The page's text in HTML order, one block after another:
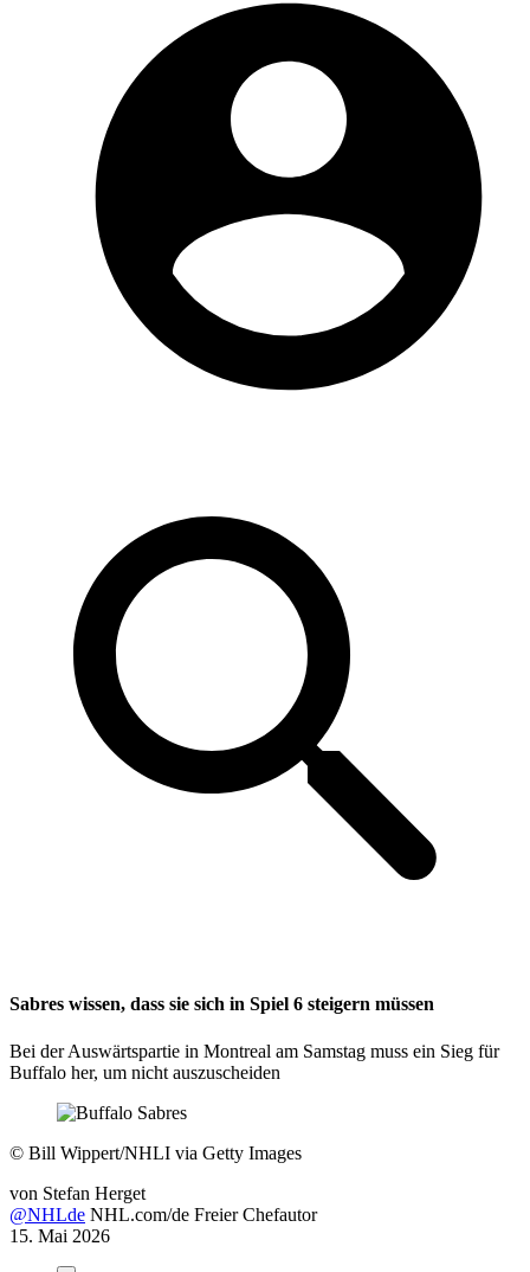
Sabres wissen, dass sie sich in Spiel 6 steigern müssen
Bei der Auswärtspartie in Montreal am Samstag muss ein Sieg für
Buffalo her, um nicht auszuscheiden
© Bill Wippert/NHLI via Getty Images
von Stefan Herget
@NHLde NHL.com/de Freier Chefautor
15. Mai 2026